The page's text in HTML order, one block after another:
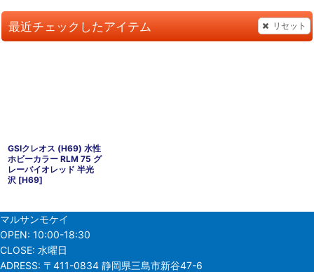
最近チェックしたアイテム リセット
GSIクレオス (H69) 水性
ホビーカラー RLM 75 グ
レーバイオレッド 半光
沢 [H69]
マルサンモケイ
OPEN: 10:00-18:30
CLOSE: 水曜日
ADRESS: 〒411-0834 静岡県三島市新谷47-6